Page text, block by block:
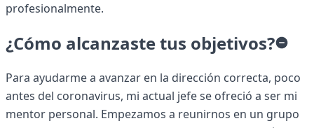
profesionalmente.
¿Cómo alcanzaste tus objetivos?
Para ayudarme a avanzar en la dirección correcta, poco
antes del coronavirus, mi actual jefe se ofreció a ser mi
mentor personal. Empezamos a reunirnos en un grupo